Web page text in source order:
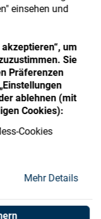
einsehen und
um
Sie
Präferenzen
ablehnen (mit
Cookies):
Cookies
Mehr Details
In
swivel